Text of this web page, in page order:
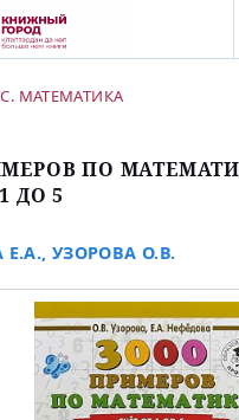
МАТЕМАТИКА
ПО
ДО 5
Е.А. УЗОРОВА О.В.